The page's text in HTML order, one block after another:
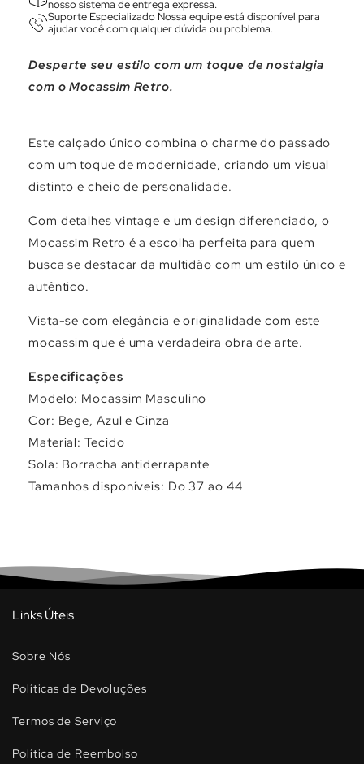
nosso sistema de entrega expressa.
Suporte Especializado Nossa equipe está disponível para
ajudar você com qualquer dúvida ou problema.
Desperte seu estilo com um toque de nostalgia
com o Mocassim Retro.
Este calçado único combina o charme do passado
com um toque de modernidade, criando um visual
distinto e cheio de personalidade.
Com detalhes vintage e um design diferenciado, o
Mocassim Retro é a escolha perfeita para quem
busca se destacar da multidão com um estilo único e
autêntico.
Vista-se com elegância e originalidade com este
mocassim que é uma verdadeira obra de arte.
Especificações
Modelo: Mocassim Masculino
Cor: Bege, Azul e Cinza
Material: Tecido
Sola: Borracha antiderrapante
Tamanhos disponíveis: Do 37 ao 44
Links Úteis
Sobre Nós
Políticas de Devoluções
Termos de Serviço
Política de Reembolso